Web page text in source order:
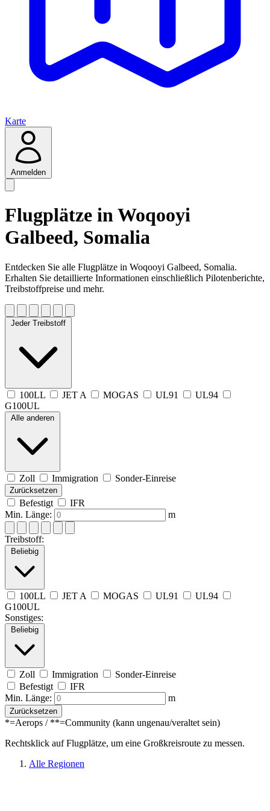
Karte
Anmelden
Flugplätze in Woqooyi
Galbeed, Somalia
Entdecken Sie alle Flugplätze in Woqooyi Galbeed, Somalia.
Erhalten Sie detaillierte Informationen einschließlich Pilotenberichte,
Treibstoffpreise und mehr.
Jeder Treibstoff
100LL JET A MOGAS UL91
UL94
G100UL
Alle anderen
Zoll Immigration Sonder-Einreise
Zurücksetzen
Befestigt
IFR
Min. Länge:
m
Treibstoff:
Beliebig
100LL JET A MOGAS UL91
UL94
G100UL
Sonstiges:
Beliebig
Zoll Immigration
Sonder-Einreise
Befestigt
IFR
Min. Länge:
m
Zurücksetzen
*=Aerops / **=Community (kann ungenau/veraltet sein)
Rechtsklick auf Flugplätze, um eine Großkreisroute zu messen.
Alle Regionen